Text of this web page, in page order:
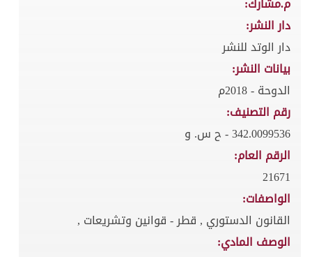
دار النشر:
دار الوتد للنشر
بيانات النشر:
الدوحة - 2018م
رقم التصنيف:
342.0099536 - ح س. و
الرقم العام:
21671
الواصفات:
القانون الدستوري , قطر - قوانين وتشريعات ,
الوصف المادي: